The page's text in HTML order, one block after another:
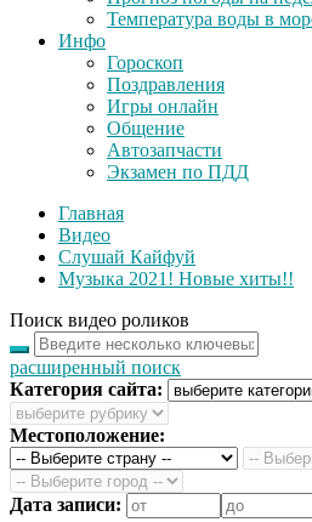
Температура воды в
Инфо
Гороскоп
Поздравления
Игры онлайн
Общение
Автозапчасти
Экзамен по ПДД
Главная
Видео
Слушай Кайфуй
Музыка 2021! Новые хиты!!
Поиск видео роликов
расширенный поиск
Категория сайта:
Местоположение:
Дата записи: